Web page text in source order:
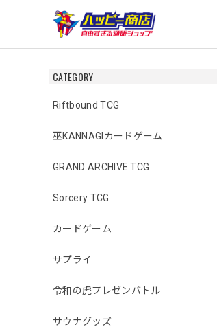
CATEGORY
Riftbound TCG
巫KANNAGIカードゲーム
GRAND ARCHIVE TCG
Sorcery TCG
カードゲーム
サプライ
令和の虎プレゼンバトル
サウナグッズ